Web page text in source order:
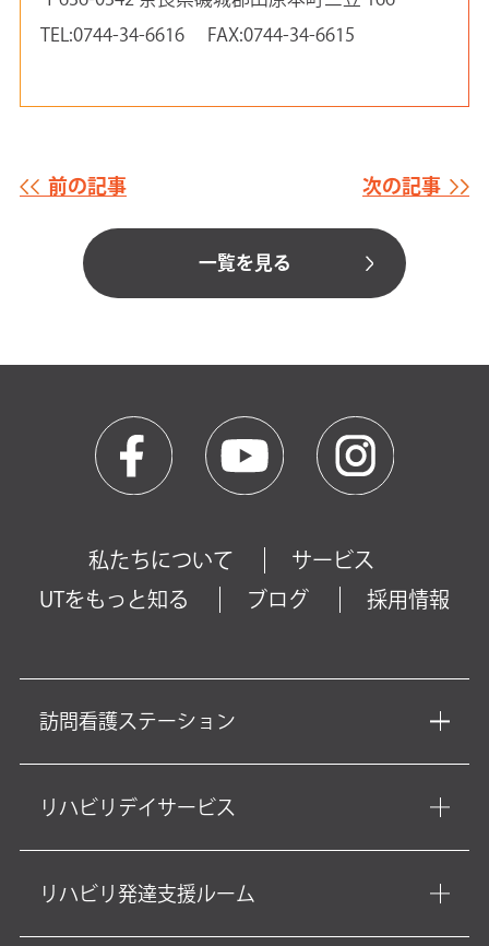
TEL:0744-34-6616 FAX:0744-34-6615
前の記事
一覧を見る
次の記事
私たちについて
サービス
UTをもっと知る
ブログ 採用情報
訪問看護ステーション
リハビリデイサービス
リハビリ発達支援ルーム